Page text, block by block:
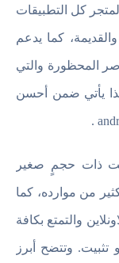
كل التطبيقات
والقديمة، كما يدعم
المحظورة والتي
يأتي ضمن أحسن
ذات حجمٍ صغير
من موارده، كما
والتمتع بكافة
وتتضح أبرز